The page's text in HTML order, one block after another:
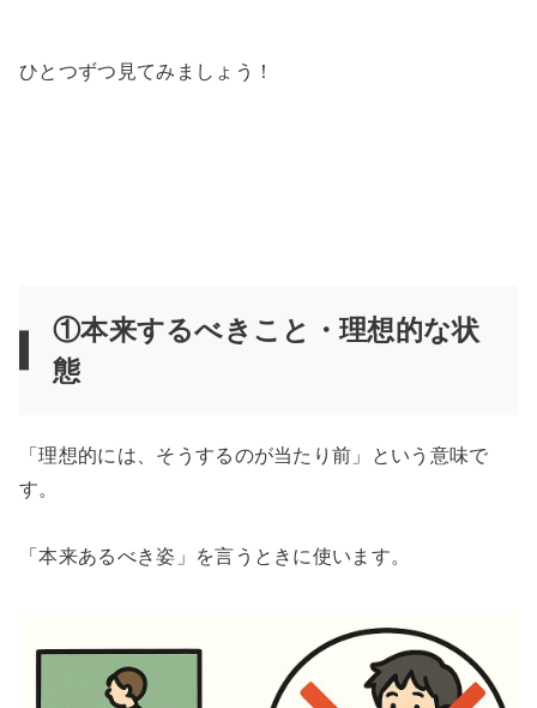
ひとつずつ見てみましょう！
①本来するべきこと・理想的な状
態
「理想的には、そうするのが当たり前」という意味で
す。
「本来あるべき姿」を言うときに使います。